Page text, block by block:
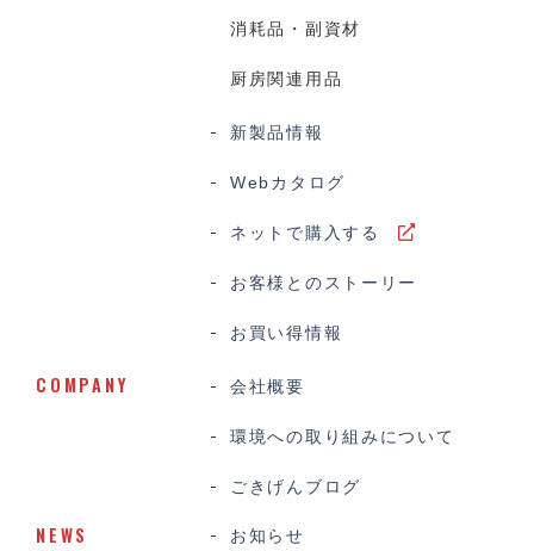
消耗品・副資材
厨房関連用品
新製品情報
Webカタログ
ネットで購入する
お客様とのストーリー
お買い得情報
COMPANY 会社概要
環境への取り組みについて
ごきげんブログ
NEWS お知らせ